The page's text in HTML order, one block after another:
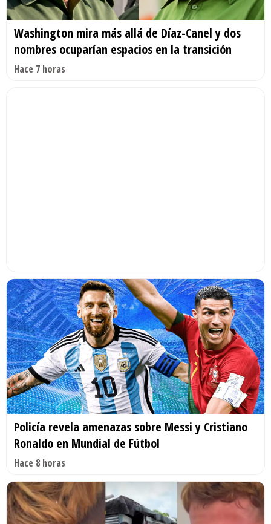
Washington mira más allá de Díaz-Canel y dos
nombres ocuparían espacios en la transición
Hace 7 horas
Policía revela amenazas sobre Messi y Cristiano
Ronaldo en Mundial de Fútbol
Hace 8 horas